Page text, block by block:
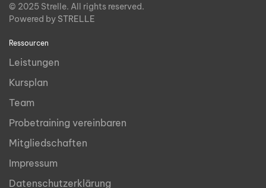
© 2025 Strelle. All rights reserved.
Powered by STRELLE
Ressourcen
Leistungen
Kursplan
Team
Probetraining vereinbaren
Mitgliedschaften
Impressum
Datenschutzerklärung